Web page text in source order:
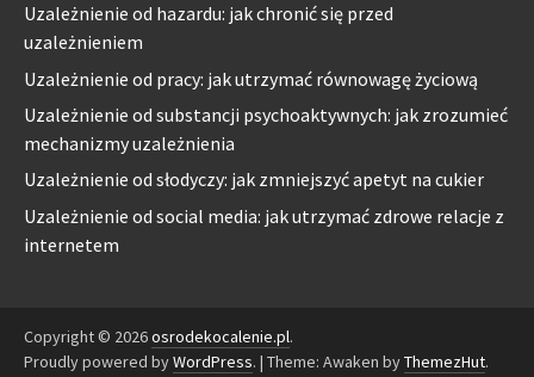
Uzależnienie od hazardu: jak chronić się przed
uzależnieniem
Uzależnienie od pracy: jak utrzymać równowagę życiową
Uzależnienie od substancji psychoaktywnych: jak zrozumieć
mechanizmy uzależnienia
Uzależnienie od słodyczy: jak zmniejszyć apetyt na cukier
Uzależnienie od social media: jak utrzymać zdrowe relacje z
internetem
Copyright © 2026osrodekocalenie.pl.
Proudly powered byWordPress. | Theme: Awaken byThemezHut.